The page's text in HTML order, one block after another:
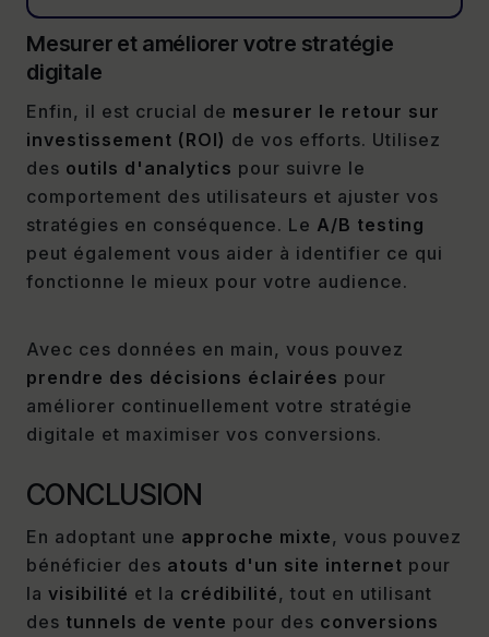
Mesurer et améliorer votre stratégie
digitale
Enfin, il est crucial de mesurer le retour sur
investissement (ROI) de vos efforts. Utilisez
des outils d'analytics pour suivre le
comportement des utilisateurs et ajuster vos
stratégies en conséquence. Le A/B testing
peut également vous aider à identifier ce qui
fonctionne le mieux pour votre audience.
Avec ces données en main, vous pouvez
prendre des décisions éclairées pour
améliorer continuellement votre stratégie
digitale et maximiser vos conversions.
CONCLUSION
En adoptant une approche mixte, vous pouvez
bénéficier des atouts d'un site internet pour
la visibilité et la crédibilité, tout en utilisant
des tunnels de vente pour des conversions